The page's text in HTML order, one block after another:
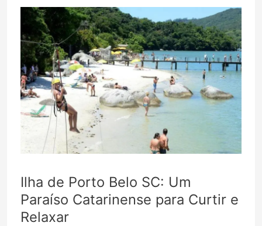
que
fazer
em
um
dia
na
parada
cruzeiro
[2024]
Ilha de Porto Belo SC: Um
Paraíso Catarinense para Curtir e
Relaxar